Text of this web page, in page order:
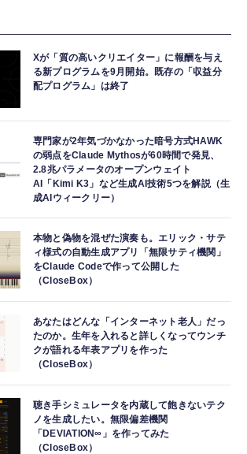
￥1,690
エレコム 充電器 コンセント USB-C USB-A 2
ポート 20W PD対応 折りたたみ式プラグ ホワ
イト EC-AC12020WH
￥1,290
防水 小型 軽量 鍵 財布 車 子ども 高齢者 ペッ
ト見守り キーホルダー付属 (2個セット：ブラ
￥1,699
Apple Watch 45mm 44mm 一体型 バンド ケ
ース【Apple Watch SE3/9/8/7/SE2/SE/6/5/4
対応】 耐衝撃 PC TPU 二重構造 スポーツバ
ンド 落下 衝撃吸収 耐久性 傷防止 ラギッド・
アーマー・プロ 062CS25324 (ブラック)
￥2,999
寝ホン 睡眠用イヤホン 寝ながら 痛くない 超
軽量2.8g ASMR推薦 ワイヤレス
Bluetooth6.1 柔軟性高 安眠 仕事 ブルー
￥2,682
Xが「質の高いクリエイター」に報酬を与え
る新プログラムを9月開始。既存の「収益分
配プログラム」は終了
専門家が2年気づかなかった暗号方式HAWK
の弱点をClaude Mythosが60時間で発見、
2.8兆パラメータのオープンウェイト
AI「Kimi K3」など生成AI技術5つを解説（生
成AIウィークリー）
本物と偽物を混ぜた演奏も。エリック・サテ
ィ様式の自動生成アプリ「無限サティ機関」
をClaude Codeで作って公開した
（CloseBox）
あなたはどんな「インターネット老人」だっ
たのか。生年を入れると詳しくなってウンチ
クが語れる年表アプリを作った
（CloseBox）
聴き手シミュレータを内蔵して飽きないテク
ノを生成したい。無限偏差機関
「DEVIATION∞」を作ってみた
（CloseBox）